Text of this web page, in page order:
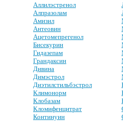
Аллилэстренол
Алпразолам
Амизил
Антеовин
Ацетомепрегенол
Бисекурин
Гидазепам
Грандаксин
Дивина
Димэстрол
Диэтилстильбэстрол
Климонорм
Клобазам
Кломифенцитрат
Континуин